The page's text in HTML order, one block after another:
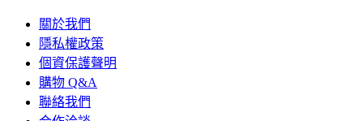
關於我們
隱私權政策
個資保護聲明
購物 Q&A
聯絡我們